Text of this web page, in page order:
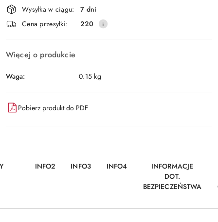
Wyślij
i
dostawa
Wysyłka w ciągu:
7 dni
Cena przesyłki:
220
Więcej o produkcie
Waga: 0.15 kg
Pobierz produkt do PDF
INFO2 INFO3 INFO4
INFORMACJE
DOT.
BEZPIECZEŃSTWA